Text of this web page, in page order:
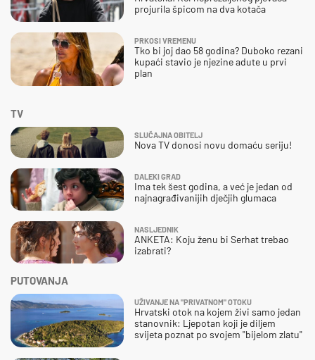
projurila špicom na dva kotača
PRKOSI VREMENU
Tko bi joj dao 58 godina? Duboko rezani
kupaći stavio je njezine adute u prvi
plan
TV
SLUČAJNA OBITELJ
Nova TV donosi novu domaću seriju!
DALEKI GRAD
Ima tek šest godina, a već je jedan od
najnagrađivanijih dječjih glumaca
NASLJEDNIK
ANKETA: Koju ženu bi Serhat trebao
izabrati?
PUTOVANJA
UŽIVANJE NA "PRIVATNOM" OTOKU
Hrvatski otok na kojem živi samo jedan
stanovnik: Ljepotan koji je diljem
svijeta poznat po svojem "bijelom zlatu"